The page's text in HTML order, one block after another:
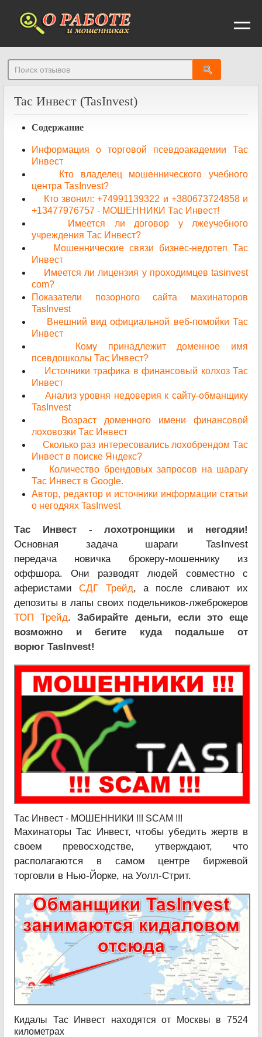
Тас Инвест (TasInvest)
Содержание
Информация о торговой псевдоакадемии Тас
Инвест
Кто владелец мошеннического учебного
центра TasInvest?
Кто звонил: +74991139322 и +380673724858 и
+13477976757 - МОШЕННИКИ Тас Инвест!
Имеется ли договор у лжеучебного
учреждения Тас Инвест?
Мошеннические связи бизнес-недотеп Тас
Инвест
Имеется ли лицензия у проходимцев tasinvest
com?
Показатели позорного сайта махинаторов
TasInvest
Внешний вид официальной веб-помойки Тас
Инвест
Кому принадлежит доменное имя
псевдошколы Тас Инвест?
Источники трафика в финансовый колхоз Тас
Инвест
Анализ уровня недоверия к сайту-обманщику
TasInvest
Возраст доменного имени финансовой
лоховозки Тас Инвест
Сколько раз интересовались лохобрендом Тас
Инвест в поиске Яндекс?
Количество брендовых запросов на шарагу
Тас Инвест в Google.
Автор, редактор и источники информации статьи
о негодяях TasInvest
Тас Инвест - лохотронщики и негодяи!
Основная задача шараги TasInvest
передача новичка брокеру-мошеннику из
оффшора. Они разводят людей совместно с
аферистамиСДГ Трейд, а после сливают их
депозиты в лапы своих подельников-лжеброкеров
ТОП Трейд.Забирайте деньги, если это еще
возможно и бегите куда подальше от
ворюг TasInvest!
Тас Инвест - МОШЕННИКИ !!! SCAM !!!
Махинаторы Тас Инвест, чтобы убедить жертв в
своем превосходстве, утверждают, что
располагаются в самом центре биржевой
торговли в Нью-Йорке, на Уолл-Стрит.
Кидалы Тас Инвест находятся от Москвы в 7524
километрах